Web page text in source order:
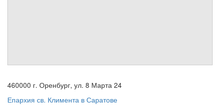
Вход
460000 г. Оренбург, ул. 8 Марта 24
Епархия св. Климента в Саратове